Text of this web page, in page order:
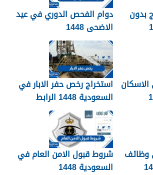
بدون
دوام الفحص الدوري في عيد
الاضحى 1448
استخراج رخص حفر الابار في
السعودية 1448 الرابط
والشروط بالتفصيل
وظائف
شروط قبول الامن العام في
السعودية 1448